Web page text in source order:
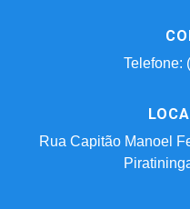
Telefone:
Rua Capitão Manoel